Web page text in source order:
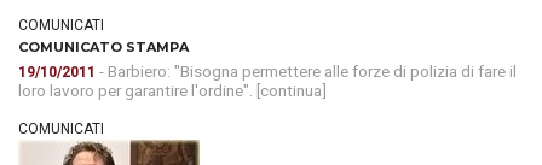
COMUNICATI
COMUNICATO STAMPA
19/10/2011 - Barbiero: "Bisogna permettere alle forze di polizia di fare il
loro lavoro per garantire l'ordine". [continua]
COMUNICATI